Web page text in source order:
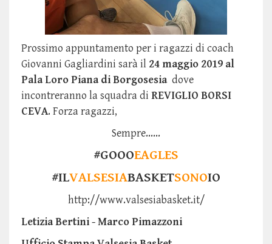
Prossimo appuntamento per i ragazzi di coach
Giovanni Gagliardini sarà il 24 maggio 2019 al
Pala Loro Piana di Borgosesia dove
incontreranno la squadra di REVIGLIO BORSI
CEVA. Forza ragazzi,
Sempre......
#GOOOEAGLES
#ILVALSESIABASKETSONOIO
http://www.valsesiabasket.it/
Letizia Bertini - Marco Pimazzoni